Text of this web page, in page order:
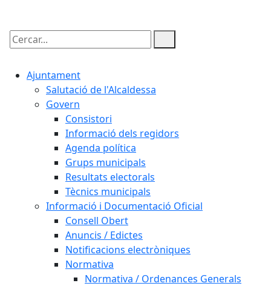
Cercar:
Ajuntament
Salutació de l'Alcaldessa
Govern
Consistori
Informació dels regidors
Agenda política
Grups municipals
Resultats electorals
Tècnics municipals
Informació i Documentació Oficial
Consell Obert
Anuncis / Edictes
Notificacions electròniques
Normativa
Normativa / Ordenances Generals